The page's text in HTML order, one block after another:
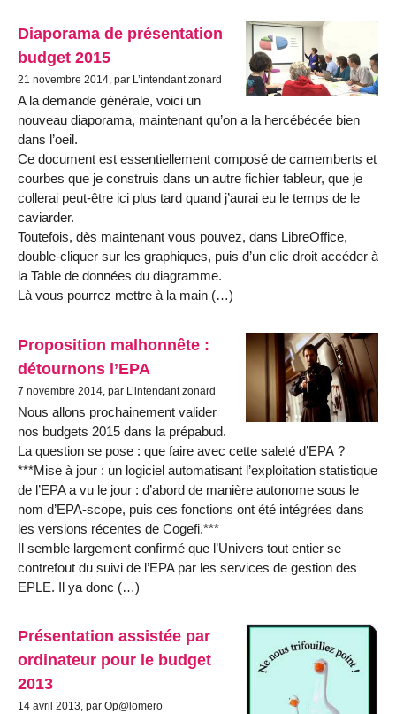
Diaporama de présentation
budget 2015
21 novembre 2014, par L’intendant zonard
A la demande générale, voici un
nouveau diaporama, maintenant qu’on a la hercébécée bien
dans l’oeil.
Ce document est essentiellement composé de camemberts et
courbes que je construis dans un autre fichier tableur, que je
collerai peut-être ici plus tard quand j’aurai eu le temps de le
caviarder.
Toutefois, dès maintenant vous pouvez, dans LibreOffice,
double-cliquer sur les graphiques, puis d’un clic droit accéder à
la Table de données du diagramme.
Là vous pourrez mettre à la main (…)
Proposition malhonnête :
détournons l’EPA
7 novembre 2014, par L’intendant zonard
Nous allons prochainement valider
nos budgets 2015 dans la prépabud.
La question se pose : que faire avec cette saleté d’EPA ?
***Mise à jour : un logiciel automatisant l’exploitation statistique
de l’EPA a vu le jour : d’abord de manière autonome sous le
nom d’EPA-scope, puis ces fonctions ont été intégrées dans
les versions récentes de Cogefi.***
Il semble largement confirmé que l’Univers tout entier se
contrefout du suivi de l’EPA par les services de gestion des
EPLE. Il ya donc (…)
Présentation assistée par
ordinateur pour le budget
2013
14 avril 2013, par Op@lomero